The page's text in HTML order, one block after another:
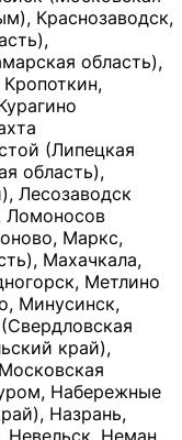
Краснозаводск,
область),
(Липецкая
область),
Лесозаводск
Ломоносов
Маркс,
Махачкала,
Метлино
Минусинск,
край),
Набережные
Назрань,
Неман,